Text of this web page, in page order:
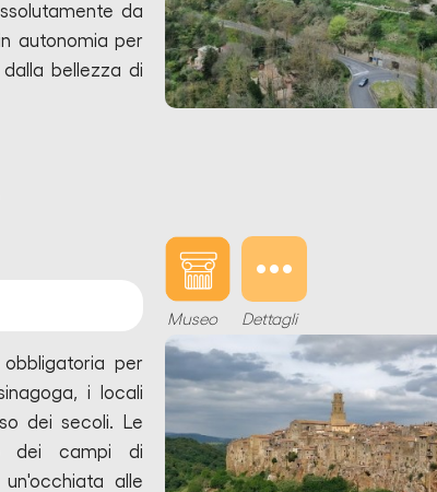
da
autonomia per
bellezza di
per
i locali
dei secoli. Le
dei campi di
alle
Museo Dettagli